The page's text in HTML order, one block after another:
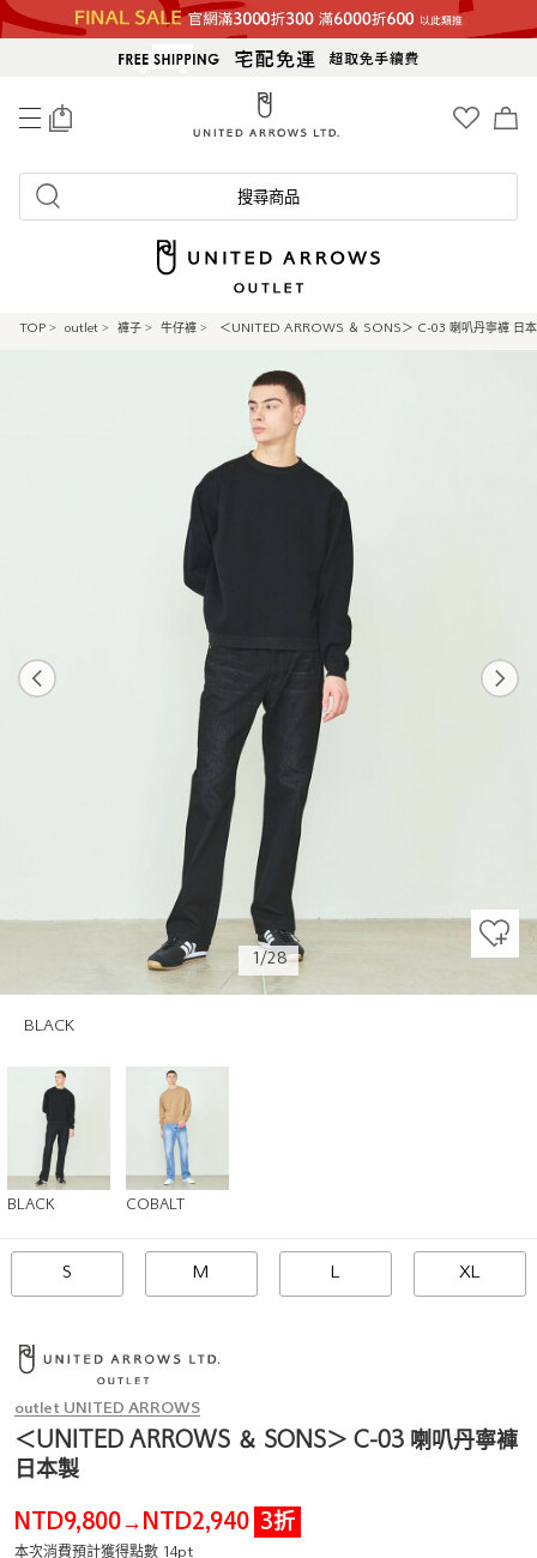
搜尋商品
TOP > outlet > 褲子 > 牛仔褲 > ＜UNITED ARROWS ＆ SONS＞ C-03 喇叭丹寧褲 日
BLACK
1/28
BLACK COBALT
S M L XL
outlet UNITED ARROWS
＜UNITED ARROWS ＆ SONS＞ C-03 喇叭丹寧褲
日本製
NTD9,800→ NTD2,940 3折
本次消費預計獲得點數 14pt